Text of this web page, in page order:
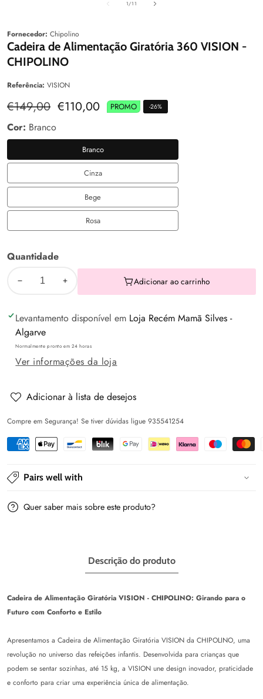
1/de
11
Fornecedor: Chipolino
Cadeira de Alimentação Giratória 360 VISION -
CHIPOLINO
Referência: VISION
Preço
normal
€149,00 Preço
€110,00 PROMO -26%
Cor: Branco
Branco
Branco
Cinza
Bege
Bege
Rosa
Quantidade
Diminuir
quantidade
de
Cadeira
de
Giratória
VISION
-
quantidade
Cadeira
de
Giratória
VISION
Adicionar ao carrinho
Levantamento disponível em Loja Recém Mamã Silves -
Algarve
Normalmente pronto em 24 horas
Ver informações da loja
Adicionar à lista de desejos
Compre em Segurança! Se tiver dúvidas ligue 935541254
Pairs well with
Quer saber mais sobre este produto?
Descrição do produto
Cadeira de Alimentação Giratória VISION - CHIPOLINO: Girando para o
Futuro com Conforto e Estilo
Apresentamos a Cadeira de Alimentação Giratória VISION da CHIPOLINO, uma
revolução no universo das refeições infantis. Desenvolvida para crianças que
podem se sentar sozinhas, até 15 kg, a VISION une design inovador, praticidade
e conforto para criar uma experiência única de alimentação.